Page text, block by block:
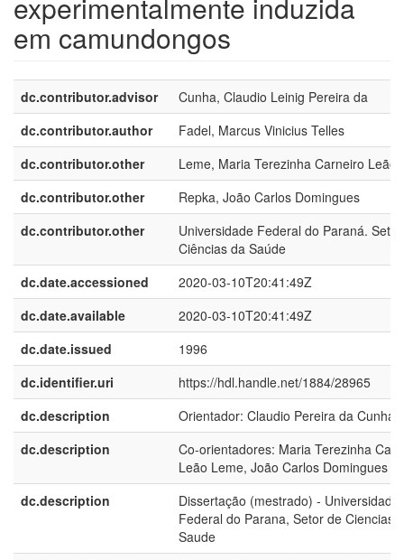
em camundongos
dc.contributor.advisor
Cunha, Claudio Leinig Pereira da
dc.contributor.author
Fadel, Marcus Vinicius Telles
dc.contributor.other
Leme, Maria Terezinha Carneiro Leão
dc.contributor.other
Repka, João Carlos Domingues
dc.contributor.other
Universidade Federal do Paraná.
Ciências da Saúde
dc.date.accessioned
2020-03-10T20:41:49Z
dc.date.available
2020-03-10T20:41:49Z
dc.date.issued
1996
dc.identifier.uri
https://hdl.handle.net/1884/28965
dc.description
Orientador: Claudio Pereira da Cunha
dc.description
Co-orientadores: Maria Terezinha
Leão Leme, João Carlos Domingues
dc.description
Dissertação (mestrado) - Universidade
Federal do Parana, Setor de Ciencias
Saude